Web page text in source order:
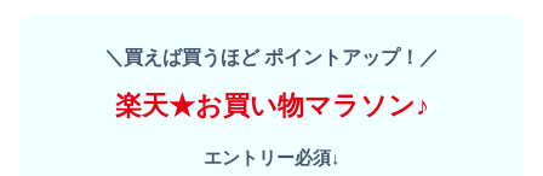
＼買えば買うほど ポイントアップ！／
楽天★お買い物マラソン♪
エントリー必須↓